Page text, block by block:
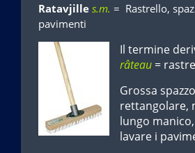
Ratavjille s.m. = Rastrello,
pavimenti
Il termine
râteau =
Grossa
rettangolare,
lungo
lavare i